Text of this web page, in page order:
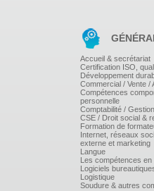
Le concept de la famille
Le respect de l'histoire
relations familiales.
La place de la famille
recommandations (loi de
Attentes et besoins.
Les rôles inversés,
institution ?
La coordination famille -
La famille et le travail de
Accueil & secrétariat
Certification ISO,
Développement
Commercial / Vente /
Compétences
personnelle
Comptabilité /
CSE / Droit social &
Formation de
Internet, réseaux
externe et marketing
Langue
Les compétences en
Logiciels
Logistique
Soudure & autres